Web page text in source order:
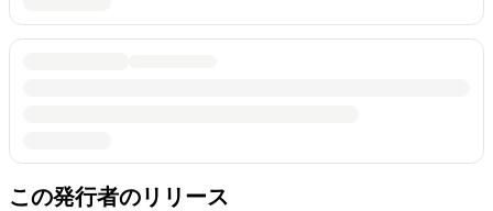
この発行者のリリース